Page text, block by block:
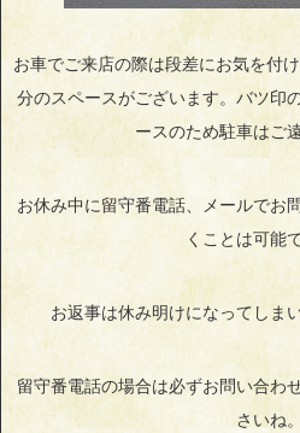
お車でご来店の際は段差にお気を付
分のスペースがございます。バツ印
ースのため駐車はご
お休み中に留守番電話、メールでお
くことは可能
お返事は休み明けになってしま
留守番電話の場合は必ずお問い合わ
さいね。